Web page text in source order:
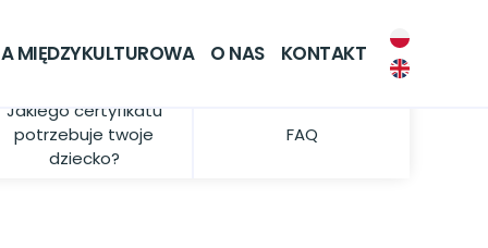
MIĘDZYKULTUROWA O NAS KONTAKT
Jakiego certyfikatu
potrzebuje twoje
dziecko?
FAQ